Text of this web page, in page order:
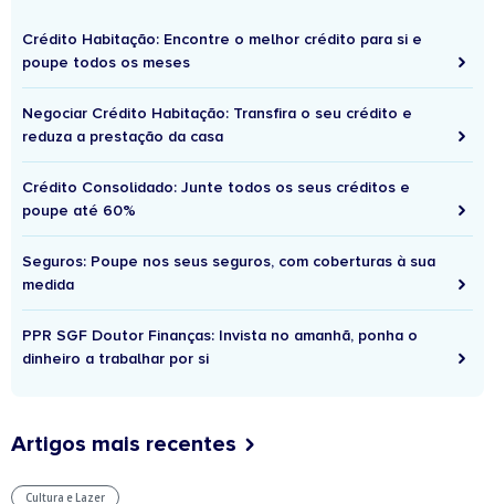
Crédito Habitação: Encontre o melhor crédito para si e
poupe todos os meses
Negociar Crédito Habitação: Transfira o seu crédito e
reduza a prestação da casa
Crédito Consolidado: Junte todos os seus créditos e
poupe até 60%
Seguros: Poupe nos seus seguros, com coberturas à sua
medida
PPR SGF Doutor Finanças: Invista no amanhã, ponha o
dinheiro a trabalhar por si
Artigos mais recentes
Cultura e Lazer